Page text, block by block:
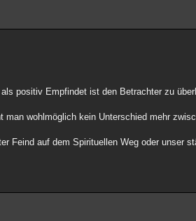
positiv Empfindet ist den Betrachter zu
man wohlmöglich kein Unterschied mehr
Feind auf dem Spirituellen Weg oder unser